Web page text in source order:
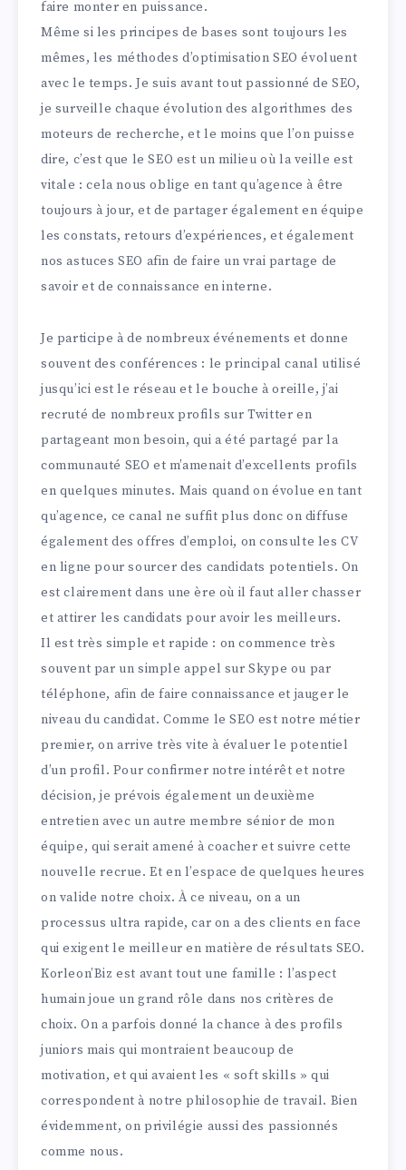
faire monter en puissance.
Même si les principes de bases sont toujours les
mêmes, les méthodes d’optimisation SEO évoluent
avec le temps. Je suis avant tout passionné de SEO,
je surveille chaque évolution des algorithmes des
moteurs de recherche, et le moins que l’on puisse
dire, c’est que le SEO est un milieu où la veille est
vitale : cela nous oblige en tant qu’agence à être
toujours à jour, et de partager également en équipe
les constats, retours d’expériences, et également
nos astuces SEO afin de faire un vrai partage de
savoir et de connaissance en interne.
Je participe à de nombreux événements et donne
souvent des conférences : le principal canal utilisé
jusqu’ici est le réseau et le bouche à oreille, j’ai
recruté de nombreux profils sur Twitter en
partageant mon besoin, qui a été partagé par la
communauté SEO et m’amenait d’excellents profils
en quelques minutes. Mais quand on évolue en tant
qu’agence, ce canal ne suffit plus donc on diffuse
également des offres d’emploi, on consulte les CV
en ligne pour sourcer des candidats potentiels. On
est clairement dans une ère où il faut aller chasser
et attirer les candidats pour avoir les meilleurs.
Il est très simple et rapide : on commence très
souvent par un simple appel sur Skype ou par
téléphone, afin de faire connaissance et jauger le
niveau du candidat. Comme le SEO est notre métier
premier, on arrive très vite à évaluer le potentiel
d’un profil. Pour confirmer notre intérêt et notre
décision, je prévois également un deuxième
entretien avec un autre membre sénior de mon
équipe, qui serait amené à coacher et suivre cette
nouvelle recrue. Et en l’espace de quelques heures
on valide notre choix. À ce niveau, on a un
processus ultra rapide, car on a des clients en face
qui exigent le meilleur en matière de résultats SEO.
Korleon’Biz est avant tout une famille : l’aspect
humain joue un grand rôle dans nos critères de
choix. On a parfois donné la chance à des profils
juniors mais qui montraient beaucoup de
motivation, et qui avaient les « soft skills » qui
correspondent à notre philosophie de travail. Bien
évidemment, on privilégie aussi des passionnés
comme nous.